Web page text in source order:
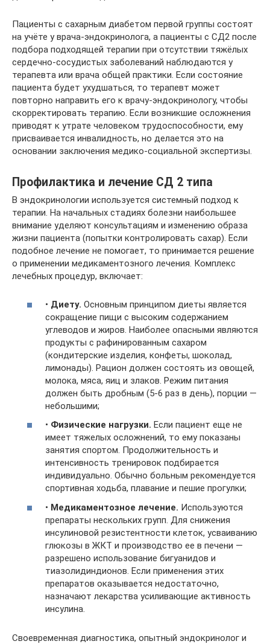
Пациенты с сахарным диабетом первой группы состоят
на учёте у врача-эндокринолога, а пациенты с СД2 после
подбора подходящей терапии при отсутствии тяжёлых
сердечно-сосудистых заболеваний наблюдаются у
терапевта или врача общей практики. Если состояние
пациента будет ухудшаться, то терапевт может
повторно направить его к врачу-эндокринологу, чтобы
скорректировать терапию. Если возникшие осложнения
приводят к утрате человеком трудоспособности, ему
присваивается инвалидность, но делается это на
основании заключения медико-социальной экспертизы.
Профилактика и лечение СД 2 типа
В эндокринологии используется системный подход к
терапии. На начальных стадиях болезни наибольшее
внимание уделяют консультациям и изменению образа
жизни пациента (попытки контролировать сахар). Если
подобное лечение не помогает, то принимается решение
о применении медикаментозного лечения. Комплекс
лечебных процедур, включает:
• Диету. Основным принципом диеты является
сокращение пищи с высоким содержанием
углеводов и жиров. Наиболее опасными являются
продукты с рафинированным сахаром
(кондитерские изделия, конфеты, шоколад,
лимонады). Рацион должен состоять из овощей,
молока, мяса, яиц и злаков. Режим питания
должен быть дробным (5-6 раз в день), порции —
небольшими;
• Физические нагрузки. Если пациент еще не
имеет тяжелых осложнений, то ему показаны
занятия спортом. Продолжительность и
интенсивность тренировок подбирается
индивидуально. Обычно больным рекомендуется
спортивная ходьба, плавание и пешие прогулки;
• Медикаментозное лечение. Используются
препараты нескольких групп. Для снижения
инсулиновой резистентности клеток, усваиванию
глюкозы в ЖКТ и производство ее в печени —
разрешено использование бигуанидов и
тиазолидиндионов. Если применения этих
препаратов оказывается недостаточно,
назначают лекарства усиливающие активность
инсулина.
Своевременная диагностика, опытный эндокринолог и